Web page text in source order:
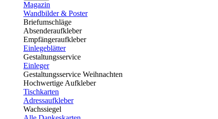
Magazin
Wandbilder & Poster
Briefumschläge
Absenderaufkleber
Empfängeraufkleber
Einlegeblätter
Gestaltungsservice
Einleger
Gestaltungsservice Weihnachten
Hochwertige Aufkleber
Tischkarten
Adressaufkleber
Wachssiegel